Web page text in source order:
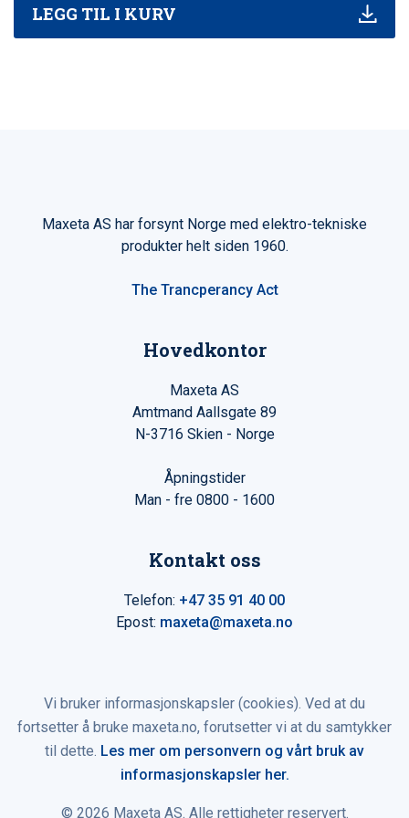
LEGG TIL I KURV
Maxeta AS har forsynt Norge med elektro-tekniske
produkter helt siden 1960.
The Trancperancy Act
Hovedkontor
Maxeta AS
Amtmand Aallsgate 89
N-3716 Skien - Norge
Åpningstider
Man - fre 0800 - 1600
Kontakt oss
Telefon: +47 35 91 40 00
Epost: maxeta@maxeta.no
Vi bruker informasjonskapsler (cookies). Ved at du
fortsetter å bruke maxeta.no, forutsetter vi at du samtykker
til dette. Les mer om personvern og vårt bruk av
informasjonskapsler her.
© 2026 Maxeta AS. Alle rettigheter reservert.